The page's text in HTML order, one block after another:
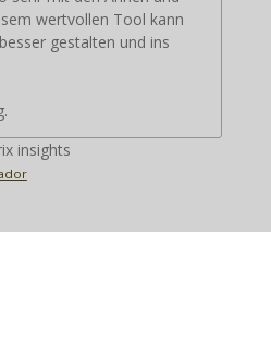
wertvollen Tool kann
gestalten und ins
insights